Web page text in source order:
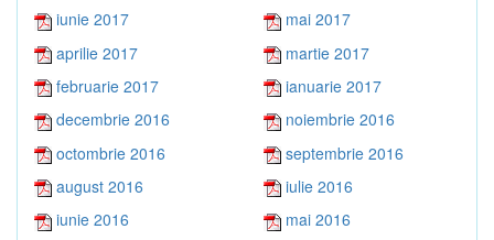
iunie 2017
mai 2017
aprilie 2017
martie 2017
februarie 2017
ianuarie 2017
decembrie 2016
noiembrie 2016
octombrie 2016
septembrie 2016
august 2016
iulie 2016
iunie 2016
mai 2016